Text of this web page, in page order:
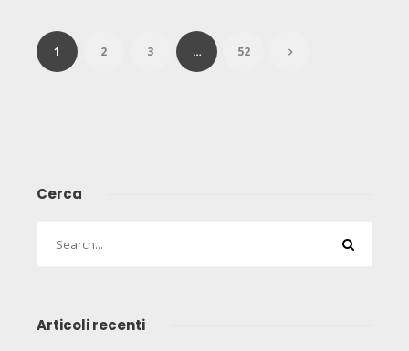
1 2 3 … 52
Cerca
Articoli recenti